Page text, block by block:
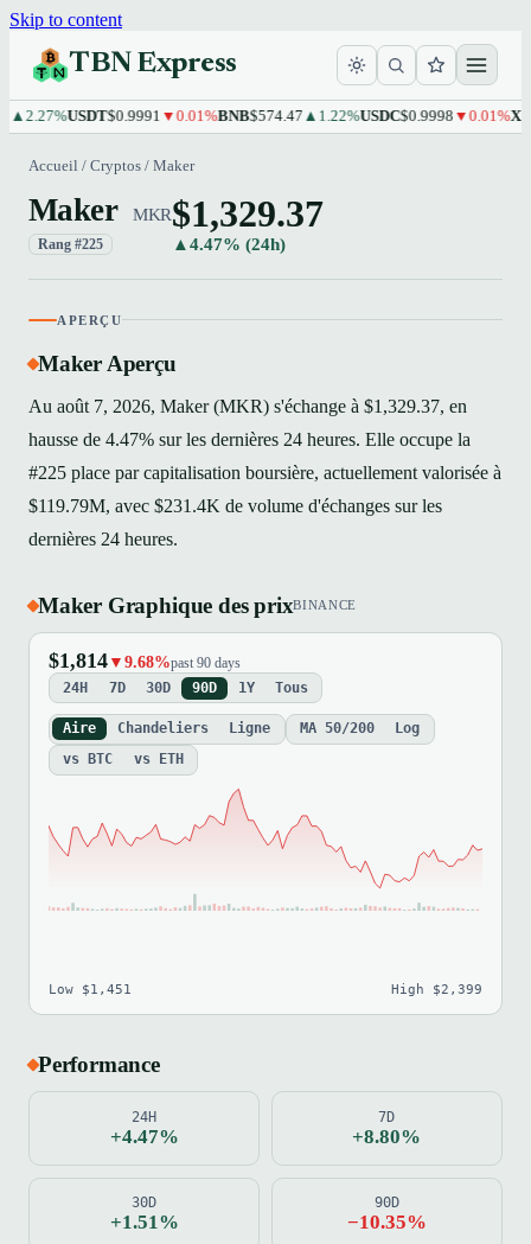
Skip to content
TBN Express
USDT$0.9991▼0.01%BNB$574.47▲1.22%USDC$0.9998▼0.01%XRP
Accueil / Cryptos / Maker
Maker MKR
Rang #225
$1,329.37
▲4.47% (24h)
APERÇU
Maker Aperçu
Au août 7, 2026, Maker (MKR) s'échange à $1,329.37, en
hausse de 4.47% sur les dernières 24 heures. Elle occupe la
#225 place par capitalisation boursière, actuellement valorisée à
$119.79M, avec $231.4K de volume d'échanges sur les
dernières 24 heures.
Maker Graphique des prixBINANCE
$1,814 ▼9.68%past 90 days
24H 7D 30D 90D 1Y Tous
Aire Chandeliers Ligne MA 50/200
Log
vs BTC
vs ETH
Low $1,451 High $2,399
Performance
24H
+4.47%
7D
+8.80%
30D
+1.51%
90D
−10.35%